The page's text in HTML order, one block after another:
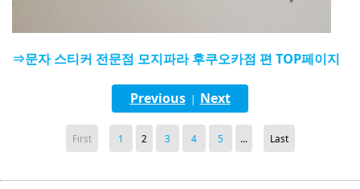
⇒문자 스티커 전문점 모지파라 후쿠오카점 편 TOP페이지
Previous| Next
First 1 2 3 4 5 ... Last